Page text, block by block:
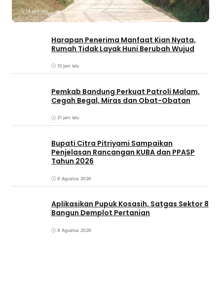
14 jam lalu
Harapan Penerima Manfaat Kian Nyata,
Rumah Tidak Layak Huni Berubah Wujud
15 jam lalu
Pemkab Bandung Perkuat Patroli Malam,
Cegah Begal, Miras dan Obat-Obatan
21 jam lalu
Bupati Citra Pitriyami Sampaikan
Penjelasan Rancangan KUBA dan PPASP
Tahun 2026
9 Agustus 2026
Aplikasikan Pupuk Kosasih, Satgas Sektor 8
Bangun Demplot Pertanian
8 Agustus 2026